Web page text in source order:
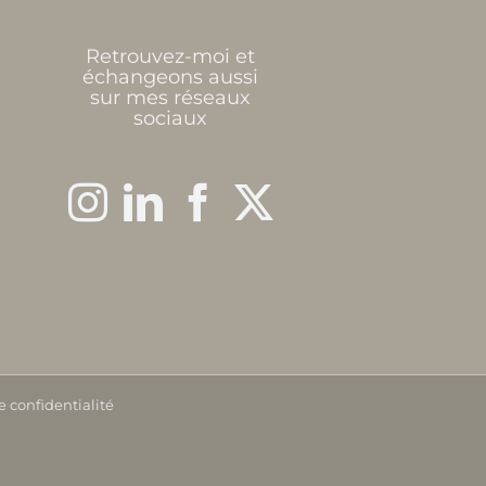
Retrouvez-moi et
échangeons aussi
sur mes réseaux
sociaux
confidentialité